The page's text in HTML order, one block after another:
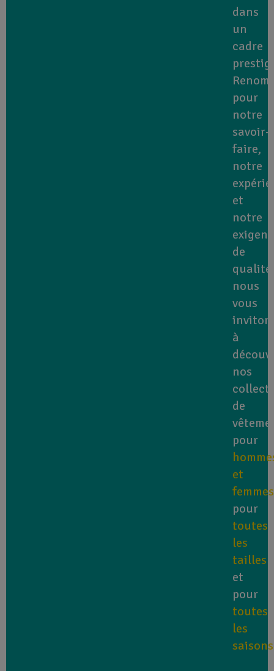
dans
un
cadre
pour
notre
savoir-
faire,
notre
et
notre
de
qualité,
nous
vous
à
nos
de
pour
et
femmes
pour
toutes
les
tailles
et
pour
toutes
les
saisons